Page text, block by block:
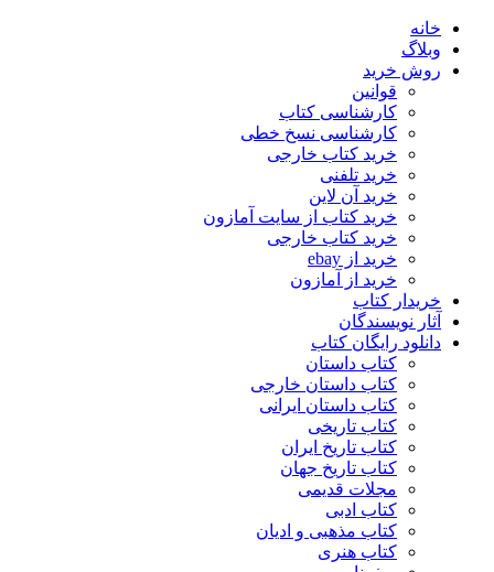
خانه
وبلاگ
روش خرید
قوانین
کارشناسی کتاب
کارشناسی نسخ خطی
خرید کتاب خارجی
خرید تلفنی
خرید آن لاین
خرید کتاب از سایت آمازون
خرید کتاب خارجی
خرید از ebay
خرید از آمازون
خریدار کتاب
آثار نویسندگان
دانلود رایگان کتاب
کتاب داستان
کتاب داستان خارجی
کتاب داستان ایرانی
کتاب تاریخی
کتاب تاریخ ایران
کتاب تاریخ جهان
مجلات قدیمی
کتاب ادبی
کتاب مذهبی و ادیان
کتاب هنری